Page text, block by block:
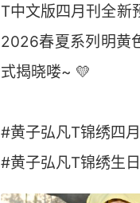
T中文版四月刊全新
2026春夏系列明黄
式揭晓喽~ 💛
#黄子弘凡T锦绣四
#黄子弘凡T锦绣生